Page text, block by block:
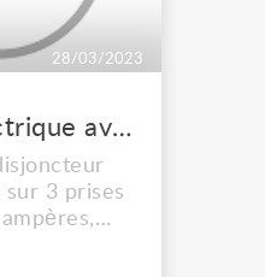
28/03/2023
Tableau électrique avec disjoncteur
3 prises